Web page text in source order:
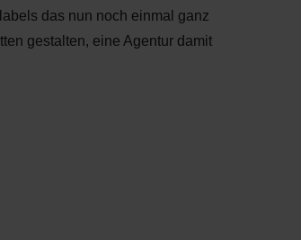
das nun noch einmal ganz
gestalten, eine Agentur damit